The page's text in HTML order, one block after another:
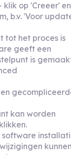
klik op 'Creeer' en
b.v. 'Voor
tot het proces is
geeft een
is
kan worden
software